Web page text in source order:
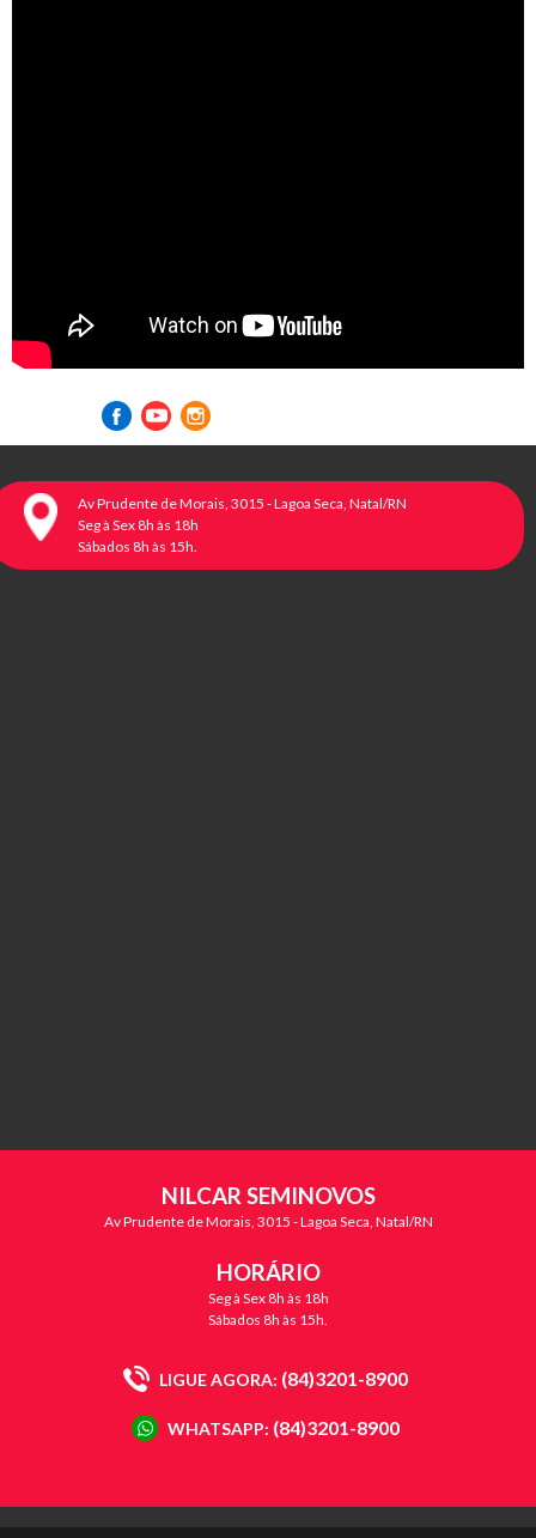
Av Prudente de Morais, 3015 - Lagoa Seca, Natal/RN
Seg à Sex 8h às 18h
Sábados 8h às 15h.
NILCAR SEMINOVOS
Av Prudente de Morais, 3015 - Lagoa Seca, Natal/RN
HORÁRIO
Seg à Sex 8h às 18h
Sábados 8h às 15h.
LIGUE AGORA: (84)3201-8900
WHATSAPP: (84)3201-8900